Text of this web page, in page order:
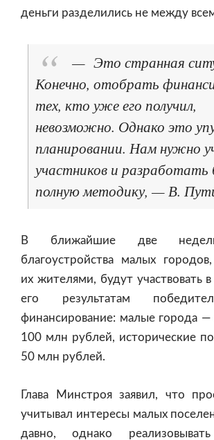
деньги разделились не между
— Это странная
Конечно, отобрать
тех, кто уже его получил,
невозможно. Однако это
планировании. Нам нужно
участников и разработать
полную методику, — В.
В ближайшие две
благоустройства малых
их жителями, будут участвовать
его результатам
финансирование: малые города
100 млн рублей, исторические
50 млн рублей.
Глава Минстроя заявил, что
учитывал интересы малых
давно, однако